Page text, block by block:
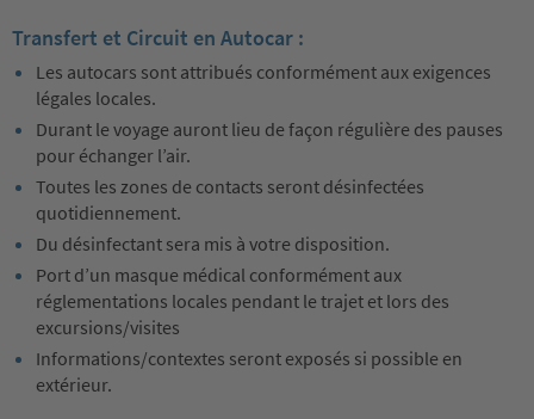
Transfert et Circuit en Autocar :
Les autocars sont attribués conformément aux exigences
légales locales.
Durant le voyage auront lieu de façon régulière des pauses
pour échanger l’air.
Toutes les zones de contacts seront désinfectées
quotidiennement.
Du désinfectant sera mis à votre disposition.
Port d’un masque médical conformément aux
réglementations locales pendant le trajet et lors des
excursions/visites
Informations/contextes seront exposés si possible en
extérieur.